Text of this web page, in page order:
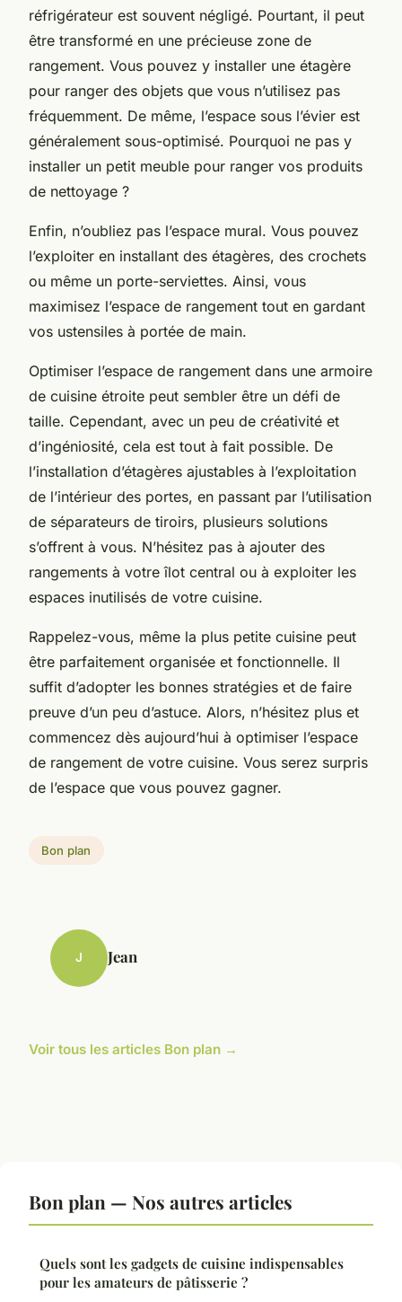
réfrigérateur est souvent négligé. Pourtant, il peut
être transformé en une précieuse zone de
rangement. Vous pouvez y installer une étagère
pour ranger des objets que vous n’utilisez pas
fréquemment. De même, l’espace sous l’évier est
généralement sous-optimisé. Pourquoi ne pas y
installer un petit meuble pour ranger vos produits
de nettoyage ?
Enfin, n’oubliez pas l’espace mural. Vous pouvez
l’exploiter en installant des étagères, des crochets
ou même un porte-serviettes. Ainsi, vous
maximisez l’espace de rangement tout en gardant
vos ustensiles à portée de main.
Optimiser l’espace de rangement dans une armoire
de cuisine étroite peut sembler être un défi de
taille. Cependant, avec un peu de créativité et
d’ingéniosité, cela est tout à fait possible. De
l’installation d’étagères ajustables à l’exploitation
de l’intérieur des portes, en passant par l’utilisation
de séparateurs de tiroirs, plusieurs solutions
s’offrent à vous. N’hésitez pas à ajouter des
rangements à votre îlot central ou à exploiter les
espaces inutilisés de votre cuisine.
Rappelez-vous, même la plus petite cuisine peut
être parfaitement organisée et fonctionnelle. Il
suffit d’adopter les bonnes stratégies et de faire
preuve d’un peu d’astuce. Alors, n’hésitez plus et
commencez dès aujourd’hui à optimiser l’espace
de rangement de votre cuisine. Vous serez surpris
de l’espace que vous pouvez gagner.
Bon plan
J Jean
Voir tous les articles Bon plan →
Bon plan — Nos autres articles
Quels sont les gadgets de cuisine indispensables
pour les amateurs de pâtisserie ?